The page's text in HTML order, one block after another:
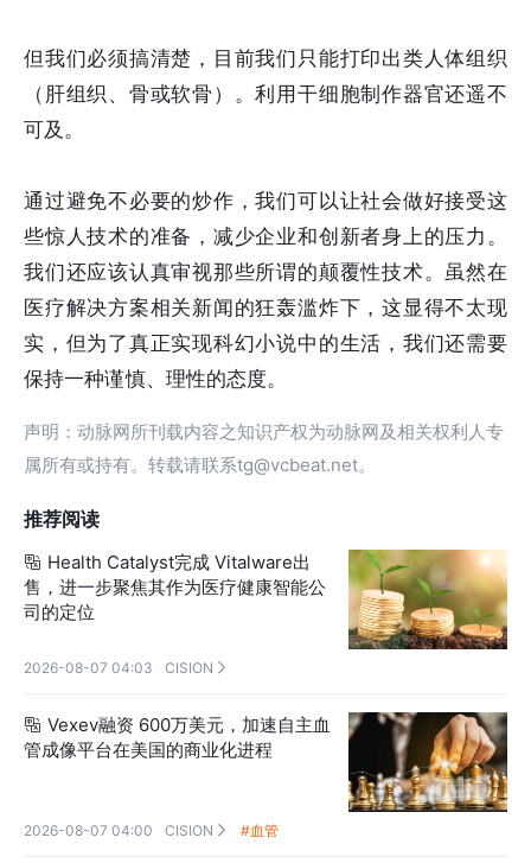
但我们必须搞清楚，目前我们只能打印出类人体组织
（肝组织、骨或软骨）。利用干细胞制作器官还遥不
可及。
通过避免不必要的炒作，我们可以让社会做好接受这
些惊人技术的准备，减少企业和创新者身上的压力。
我们还应该认真审视那些所谓的颠覆性技术。虽然在
医疗解决方案相关新闻的狂轰滥炸下，这显得不太现
实，但为了真正实现科幻小说中的生活，我们还需要
保持一种谨慎、理性的态度。
声明：动脉网所刊载内容之知识产权为动脉网及相关权利人专
属所有或持有。转载请联系tg@vcbeat.net。
推荐阅读
 Health Catalyst完成 Vitalware出
售，进一步聚焦其作为医疗健康智能公
司的定位
2026-08-07 04:03 CISION 
 Vexev融资 600万美元，加速自主血
管成像平台在美国的商业化进程
2026-08-07 04:00 CISION  #血管